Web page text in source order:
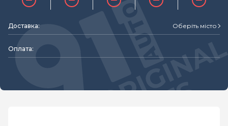
Доставка: Оберіть місто
Оплата: